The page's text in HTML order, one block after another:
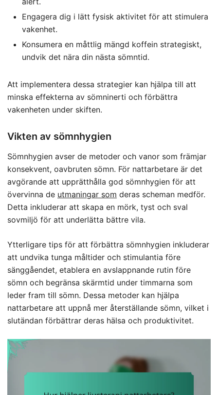
Engagera dig i lätt fysisk aktivitet för att stimulera
vakenhet.
Konsumera en måttlig mängd koffein strategiskt,
undvik det nära din nästa sömntid.
Att implementera dessa strategier kan hjälpa till att
minska effekterna av sömninerti och förbättra
vakenheten under skiften.
Vikten av sömnhygien
Sömnhygien avser de metoder och vanor som främjar
konsekvent, oavbruten sömn. För nattarbetare är det
avgörande att upprätthålla god sömnhygien för att
övervinna de utmaningar som deras scheman medför.
Detta inkluderar att skapa en mörk, tyst och sval
sovmiljö för att underlätta bättre vila.
Ytterligare tips för att förbättra sömnhygien inkluderar
att undvika tunga måltider och stimulantia före
sänggåendet, etablera en avslappnande rutin före
sömn och begränsa skärmtid under timmarna som
leder fram till sömn. Dessa metoder kan hjälpa
nattarbetare att uppnå mer återställande sömn, vilket i
slutändan förbättrar deras hälsa och produktivitet.